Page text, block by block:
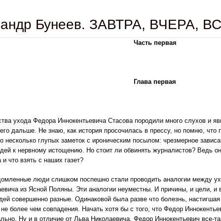
Бунеев. ЗАВТРА, ВЧЕРА,
Часть первая
Глава первая
ухода Федора Иннокентьевича Стасова породили много слухов и
дальше. Не знаю, как история просочилась в прессу, но помню, что
несколько глупых заметок с ироническим посылом: чрезмерное
к нервному истощению. Но стоит ли обвинять журналистов? Ведь
и что взять с наших газет?
люди слишком поспешно стали проводить аналогии между
из Ясной Поляны. Эти аналогии неуместны. И причины, и цели, и
совершенно разные. Одинаковой была разве что болезнь,
более чем совпадения. Начать хотя бы с того, что Федор
Ну и в отличие от Льва Николаевича, Федор Иннокентьевич все-